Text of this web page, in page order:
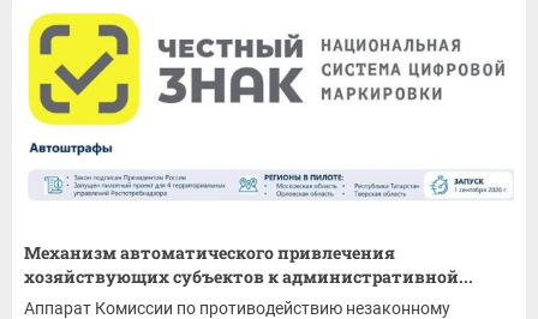
Механизм автоматического привлечения
хозяйствующих субъектов к административной...
Аппарат Комиссии по противодействию незаконному